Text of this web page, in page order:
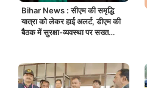
Bihar News : सीएम की समृद्धि
यात्रा को लेकर हाई अलर्ट, डीएम की
बैठक में सुरक्षा-व्यवस्था पर सख्त